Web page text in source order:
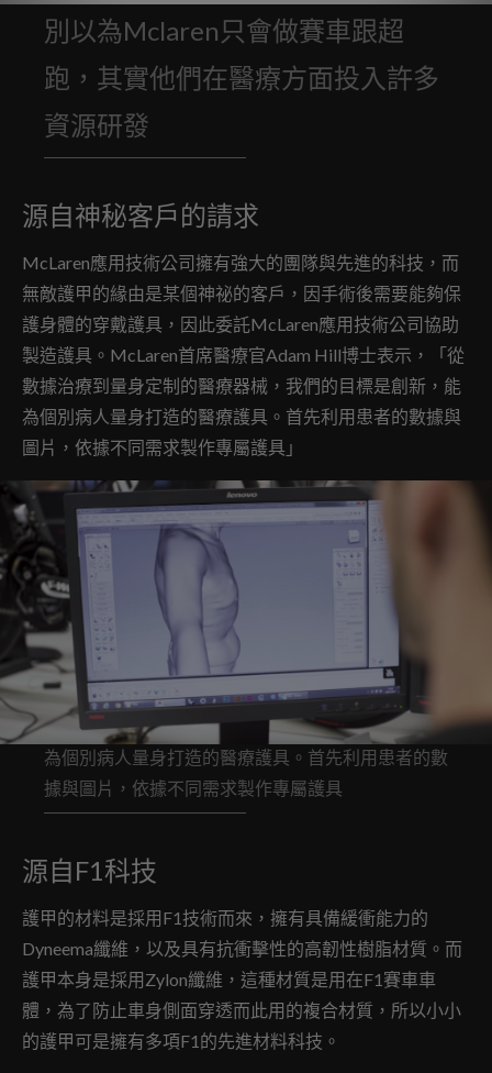
別以為Mclaren只會做賽車跟超
跑，其實他們在醫療方面投入許多
資源研發
源自神秘客戶的請求
McLaren應用技術公司擁有強大的團隊與先進的科技，而
無敵護甲的緣由是某個神祕的客戶，因手術後需要能夠保
護身體的穿戴護具，因此委託McLaren應用技術公司協助
製造護具。McLaren首席醫療官Adam Hill博士表示，「從
數據治療到量身定制的醫療器械，我們的目標是創新，能
為個別病人量身打造的醫療護具。首先利用患者的數據與
圖片，依據不同需求製作專屬護具」
為個別病人量身打造的醫療護具。首先利用患者的數
據與圖片，依據不同需求製作專屬護具
源自F1科技
護甲的材料是採用F1技術而來，擁有具備緩衝能力的
Dyneema纖維，以及具有抗衝擊性的高韌性樹脂材質。而
護甲本身是採用Zylon纖維，這種材質是用在F1賽車車
體，為了防止車身側面穿透而此用的複合材質，所以小小
的護甲可是擁有多項F1的先進材料科技。